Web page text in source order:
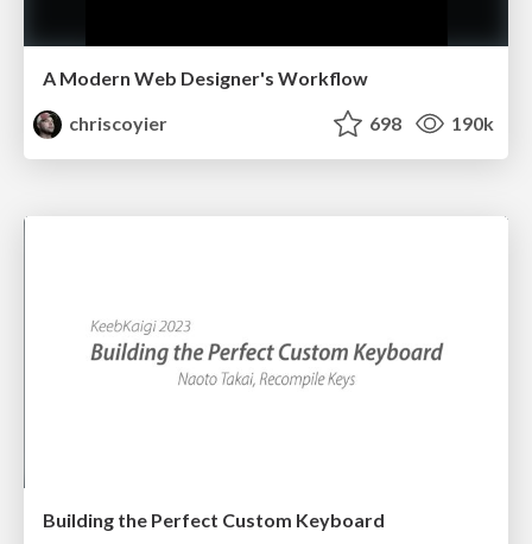
A Modern Web Designer's Workflow
chriscoyier
698 190k
Building the Perfect Custom Keyboard